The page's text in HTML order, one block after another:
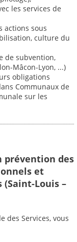
les services de
actions sous
culture du
de subvention,
Mâcon-Lyon, ...)
obligations
Communaux de
sur les
prévention des
et
Louis –
des Services, vous